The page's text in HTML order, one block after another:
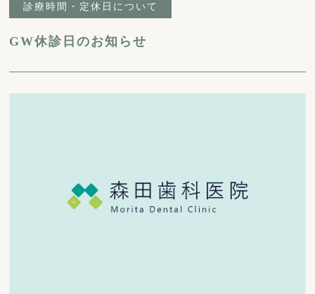
診療時間・定休日について
GW休診日のお知らせ